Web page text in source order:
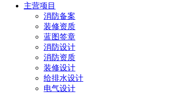
主营项目
消防备案
装修资质
蓝图签章
消防设计
消防资质
装修设计
给排水设计
电气设计